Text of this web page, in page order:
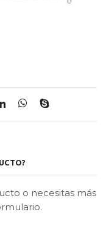
o necesitas más